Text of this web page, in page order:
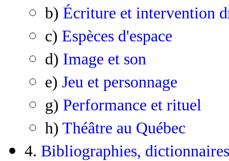
b) Écriture et intervention
c) Espèces d'espace
d) Image et son
e) Jeu et personnage
g) Performance et rituel
h) Théâtre au Québec
4. Bibliographies,